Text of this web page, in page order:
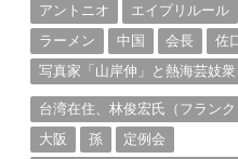
アントニオ
エイプリルール
ラーメン
中国 会長
佐
写真家「山岸伸」と熱海芸妓
台湾在住、林俊宏氏（フラン
大阪
孫
定例会